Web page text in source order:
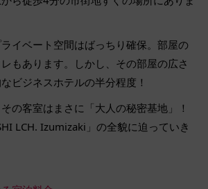
イベート空間はばっちり確保。部屋の
もあります。しかし、その部屋の広さ
ビジネスホテルの半分程度！
の客室はまさに「大人の秘密基地」！
LCH. Izumizaki」の全貌に迫っていき